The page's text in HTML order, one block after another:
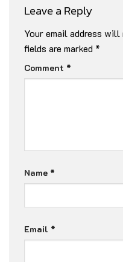
Leave a Reply
Your email address will
fields are marked *
Comment *
Name *
Email *